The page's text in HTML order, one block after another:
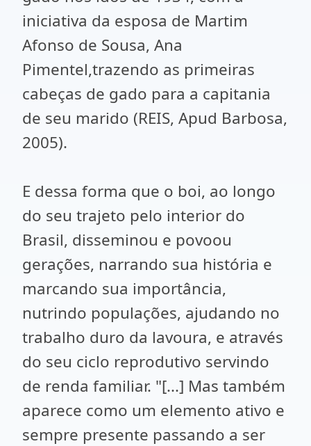
iniciativa da esposa de Martim
Afonso de Sousa, Ana
Pimentel,trazendo as primeiras
cabeças de gado para a capitania
de seu marido (REIS, Apud Barbosa,
2005).
E dessa forma que o boi, ao longo
do seu trajeto pelo interior do
Brasil, disseminou e povoou
gerações, narrando sua história e
marcando sua importância,
nutrindo populações, ajudando no
trabalho duro da lavoura, e através
do seu ciclo reprodutivo servindo
de renda familiar. "[...] Mas também
aparece como um elemento ativo e
sempre presente passando a ser